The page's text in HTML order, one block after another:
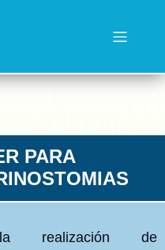
PARA
realización de